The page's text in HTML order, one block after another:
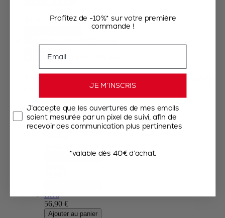
Bleu profond
56,90 €
Ajouter au panier
Ajouter au panier
Écru
56,90 €
Ajouter au panier
Profitez de -10%* sur votre première
commande !
JE M’INSCRIS
J’accepte que les ouvertures de mes emails
soient mesurée par un pixel de suivi, afin de
recevoir des communication plus pertinentes
*valable dès 40€ d’achat.